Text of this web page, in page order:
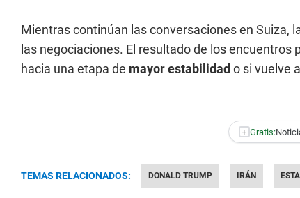
Mientras continúan las conversaciones en Suiza,
las negociaciones. El resultado de los
hacia una etapa de mayor estabilidad o si vuelve
+ Gratis:
TEMAS RELACIONADOS: DONALD TRUMP IRÁN